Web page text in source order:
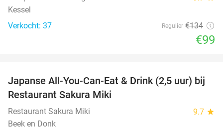
Kessel
Verkocht: 37
Regulier €134
€99
13%
Japanse All-You-Can-Eat & Drink (2,5 uur) bij
Restaurant Sakura Miki
Restaurant Sakura Miki 9.7 star
Beek en Donk